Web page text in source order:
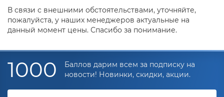
В связи с внешними обстоятельствами, уточняйте,
пожалуйста, у наших менеджеров актуальные на
данный момент цены. Спасибо за понимание.
1000
Баллов дарим всем за подписку на
новости! Новинки, скидки, акции.